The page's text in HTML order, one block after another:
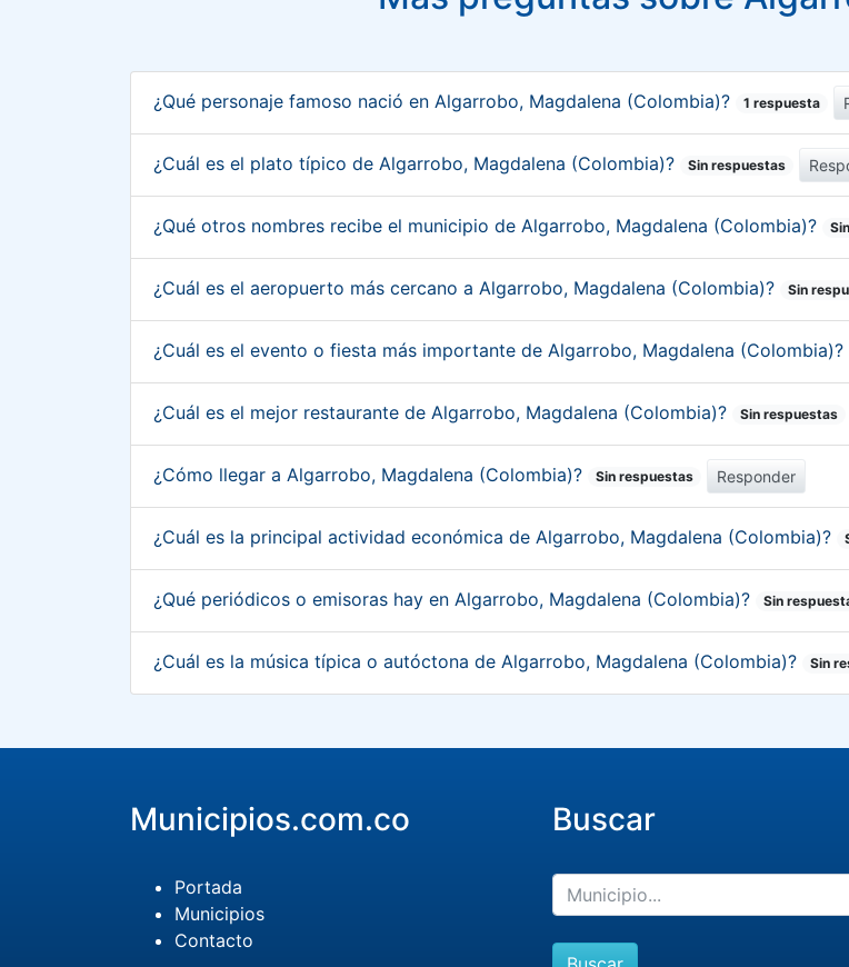
¿Qué personaje famoso nació en Algarrobo, Magdalena (Colombia)? 1 respuesta
¿Cuál es el plato típico de Algarrobo, Magdalena (Colombia)? Sin respuestas
¿Qué otros nombres recibe el municipio de Algarrobo, Magdalena (Colombia)?
¿Cuál es el aeropuerto más cercano a Algarrobo, Magdalena (Colombia)? Sin
¿Cuál es el evento o fiesta más importante de Algarrobo, Magdalena (Colombia)?
¿Cuál es el mejor restaurante de Algarrobo, Magdalena (Colombia)? Sin respuestas
¿Cómo llegar a Algarrobo, Magdalena (Colombia)? Sin respuestas Responder
¿Cuál es la principal actividad económica de Algarrobo, Magdalena (Colombia)?
¿Qué periódicos o emisoras hay en Algarrobo, Magdalena (Colombia)? Sin
¿Cuál es la música típica o autóctona de Algarrobo, Magdalena (Colombia)? Sin
Municipios.com.co
Portada
Municipios
Contacto
Buscar